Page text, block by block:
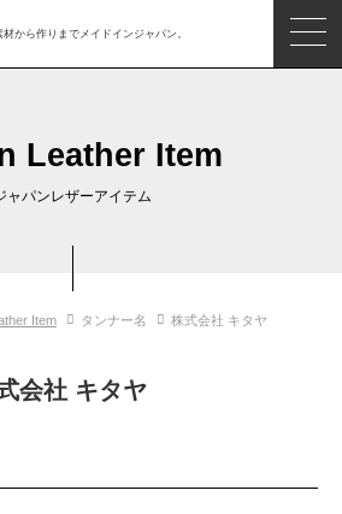
材から作りまでメイドインジャパン。
Leather Item
ャパンレザーアイテム
Item タンナー名 株式会社 キタヤ
会社 キタヤ